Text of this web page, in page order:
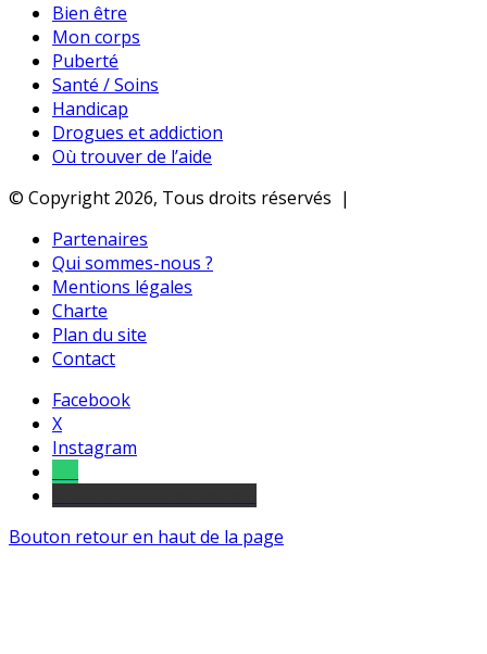
Bien être
Mon corps
Puberté
Santé / Soins
Handicap
Drogues et addiction
Où trouver de l’aide
© Copyright 2026, Tous droits réservés |
Partenaires
Qui sommes-nous ?
Mentions légales
Charte
Plan du site
Contact
Facebook
X
Instagram
Bouton retour en haut de la page